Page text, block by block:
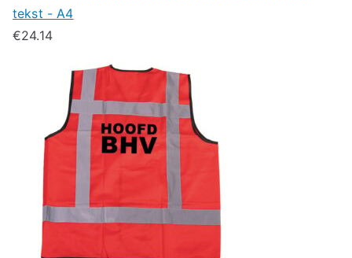
tekst - A4
€24.14